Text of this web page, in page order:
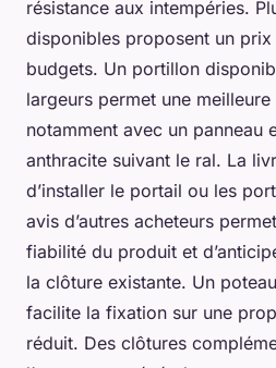
résistance aux intempéries.
disponibles proposent un
budgets. Un portillon
largeurs permet une
notamment avec un panneau
anthracite suivant le ral. La
d’installer le portail ou les
avis d’autres acheteurs
fiabilité du produit et
la clôture existante. Un
facilite la fixation sur une
réduit. Des clôtures